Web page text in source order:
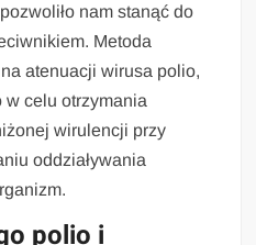
nam stanąć do
Metoda
atenuacji wirusa polio,
celu otrzymania
wirulencji przy
oddziaływania
polio i